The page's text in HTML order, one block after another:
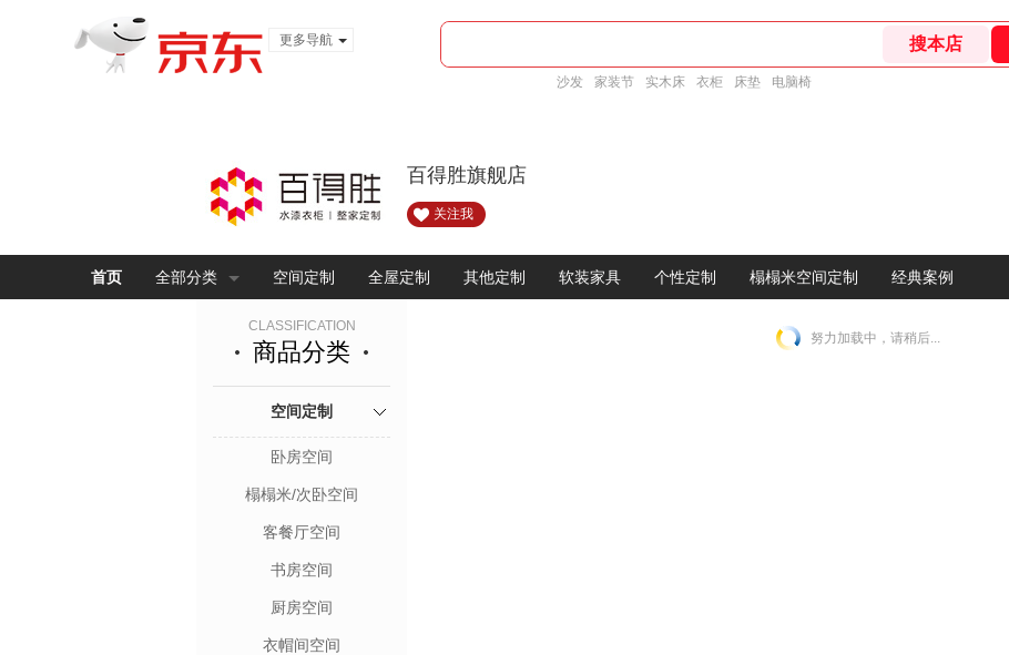
更多导航
沙发 家装节 实木床 衣柜 床垫 电脑椅
百得胜旗舰店
关注我
首页 全部分类 空间定制 全屋定制 其他定制 软装家具 个性定制 榻榻米空间定制 经典案例
CLASSIFICATION
商品分类
空间定制
卧房空间
榻榻米/次卧空间
客餐厅空间
书房空间
厨房空间
衣帽间空间
努力加载中，请稍后...